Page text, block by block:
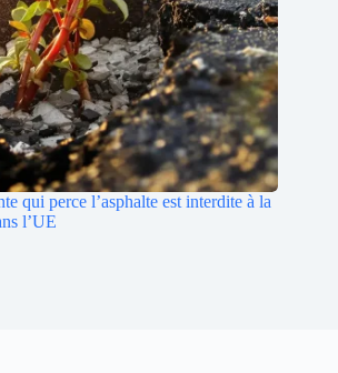
qui perce l’asphalte est interdite à la
l’UE